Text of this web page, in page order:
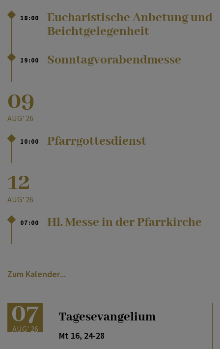
18:00
Eucharistische Anbetung und
Beichtgelegenheit
19:00 Sonntagvorabendmesse
09
AUG' 26
10:00 Pfarrgottesdienst
12
AUG' 26
07:00 Hl. Messe in der Pfarrkirche
Zum Kalender
07
AUG' 26
Tagesevangelium
Mt 16, 24-28